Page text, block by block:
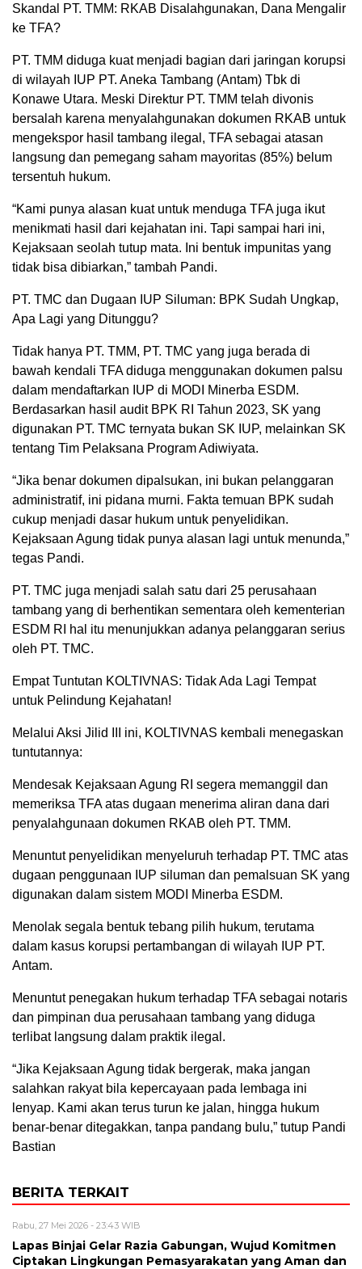
Skandal PT. TMM: RKAB Disalahgunakan, Dana Mengalir
ke TFA?
PT. TMM diduga kuat menjadi bagian dari jaringan korupsi
di wilayah IUP PT. Aneka Tambang (Antam) Tbk di
Konawe Utara. Meski Direktur PT. TMM telah divonis
bersalah karena menyalahgunakan dokumen RKAB untuk
mengekspor hasil tambang ilegal, TFA sebagai atasan
langsung dan pemegang saham mayoritas (85%) belum
tersentuh hukum.
“Kami punya alasan kuat untuk menduga TFA juga ikut
menikmati hasil dari kejahatan ini. Tapi sampai hari ini,
Kejaksaan seolah tutup mata. Ini bentuk impunitas yang
tidak bisa dibiarkan,” tambah Pandi.
PT. TMC dan Dugaan IUP Siluman: BPK Sudah Ungkap,
Apa Lagi yang Ditunggu?
Tidak hanya PT. TMM, PT. TMC yang juga berada di
bawah kendali TFA diduga menggunakan dokumen palsu
dalam mendaftarkan IUP di MODI Minerba ESDM.
Berdasarkan hasil audit BPK RI Tahun 2023, SK yang
digunakan PT. TMC ternyata bukan SK IUP, melainkan SK
tentang Tim Pelaksana Program Adiwiyata.
“Jika benar dokumen dipalsukan, ini bukan pelanggaran
administratif, ini pidana murni. Fakta temuan BPK sudah
cukup menjadi dasar hukum untuk penyelidikan.
Kejaksaan Agung tidak punya alasan lagi untuk menunda,”
tegas Pandi.
PT. TMC juga menjadi salah satu dari 25 perusahaan
tambang yang di berhentikan sementara oleh kementerian
ESDM RI hal itu menunjukkan adanya pelanggaran serius
oleh PT. TMC.
Empat Tuntutan KOLTIVNAS: Tidak Ada Lagi Tempat
untuk Pelindung Kejahatan!
Melalui Aksi Jilid III ini, KOLTIVNAS kembali menegaskan
tuntutannya:
Mendesak Kejaksaan Agung RI segera memanggil dan
memeriksa TFA atas dugaan menerima aliran dana dari
penyalahgunaan dokumen RKAB oleh PT. TMM.
Menuntut penyelidikan menyeluruh terhadap PT. TMC atas
dugaan penggunaan IUP siluman dan pemalsuan SK yang
digunakan dalam sistem MODI Minerba ESDM.
Menolak segala bentuk tebang pilih hukum, terutama
dalam kasus korupsi pertambangan di wilayah IUP PT.
Antam.
Menuntut penegakan hukum terhadap TFA sebagai notaris
dan pimpinan dua perusahaan tambang yang diduga
terlibat langsung dalam praktik ilegal.
“Jika Kejaksaan Agung tidak bergerak, maka jangan
salahkan rakyat bila kepercayaan pada lembaga ini
lenyap. Kami akan terus turun ke jalan, hingga hukum
benar-benar ditegakkan, tanpa pandang bulu,” tutup Pandi
Bastian
BERITA TERKAIT
Rabu, 27 Mei 2026 - 23:43 WIB
Lapas Binjai Gelar Razia Gabungan, Wujud Komitmen
Ciptakan Lingkungan Pemasyarakatan yang Aman dan